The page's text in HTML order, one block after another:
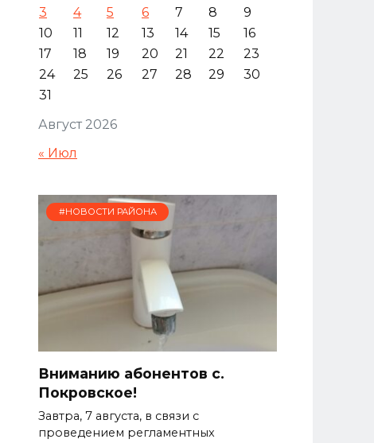
Август 2026
3
4 5 6 7 8
9
10
11 12 13 14 15
16
17
18 19 20 21 22
23
24
25 26 27 28 29
30
31
« Июл
#НОВОСТИ РАЙОНА
Вниманию абонентов с.
Покровское!
Завтра, 7 августа, в связи с
проведением регламентных